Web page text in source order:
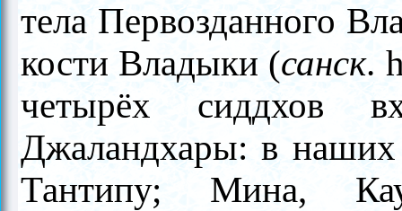
тела Первозданного
кости Владыки (санск.
четырёх сиддхов
Джаландхары: в наших
Тантипу; Мина,